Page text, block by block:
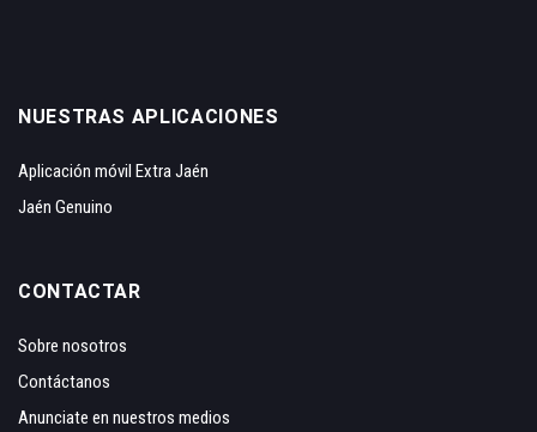
NUESTRAS APLICACIONES
Aplicación móvil Extra Jaén
Jaén Genuino
CONTACTAR
Sobre nosotros
Contáctanos
Anunciate en nuestros medios